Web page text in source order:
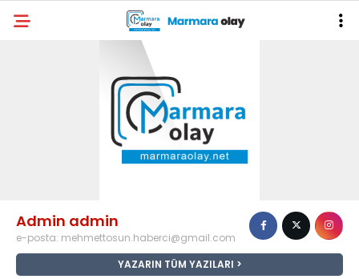
Admin admin
e-posta: mehmettosun.haberci@gmail.com
YAZARIN TÜM YAZILARI